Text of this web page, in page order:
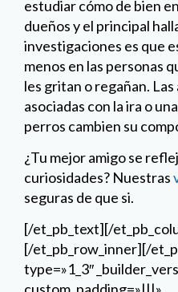
curiosidades? Nuestras
seguras de que si.
[/et_pb_text][/
[/et_pb_row_inner][/
type=»1_3″
custom_padding=»|||»
text_font=»|300||on|||||»
text_text_color=»#ffffff»
text_line_height=»1em»